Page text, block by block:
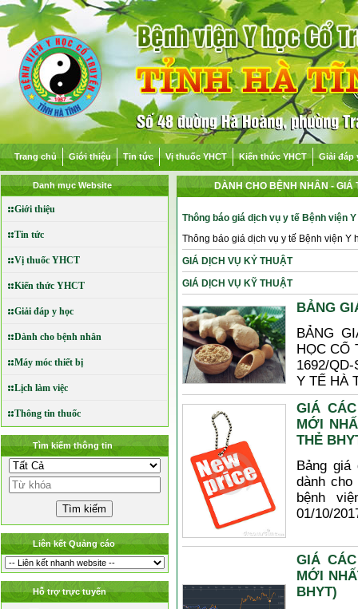
Trang chủ Giới thiệu Tin tức Vị thuốc YHCT Kiến thức YHCT Giải đáp
Danh mục Website
Giới thiệu
Tin tức
Vị thuốc YHCT
Kiến thức YHCT
Giải đáp y học
Dành cho bệnh nhân
Máy móc thiết bị
Lịch làm việc
Thông tin thuốc
Tìm kiếm thông tin
Liên kết Quảng cáo
Hỗ trợ trực tuyến
DÀNH CHO BỆNH NHÂN- GIÁ
Thông báo giá dịch vụ y tế Bệnh viện
Thông báo giá dịch vụ y tế Bệnh viện Y
GIÁ DỊCH VỤ KỶ THUẬT
GIÁ DỊCH VỤ KỸ THUẬT
BẢNG
BẢNG
HỌC CỔ
1692/
Y TẾ HÀ
GIÁ
MỚI
THẺ
Bảng
dành
bệnh
01/10/
GIÁ
MỚI
BHYT)